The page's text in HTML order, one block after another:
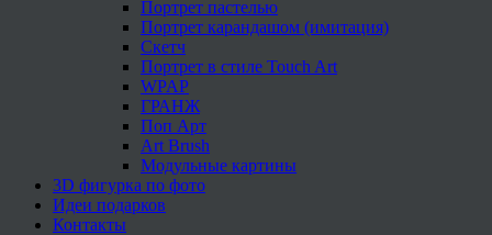
Портрет пастелью
Портрет карандашом (имитация)
Скетч
Портрет в стиле Touch Art
WPAP
ГРАНЖ
Поп Арт
Art Brush
Модульные картины
3D фигурка по фото
Идеи подарков
Контакты